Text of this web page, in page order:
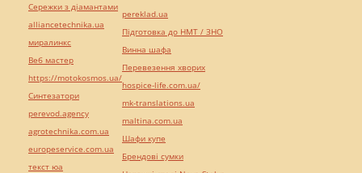
Сережки з діамантами
alliancetechnika.ua
миралинкс
Веб мастер
https://motokosmos.ua/
Синтезатори
perevod.agency
agrotechnika.com.ua
europeservice.com.ua
текст юа
pereklad.ua
Підготовка до НМТ / ЗНО
Винна шафа
Перевезення хворих
hospice-life.com.ua/
mk-translations.ua
maltina.com.ua
Шафи купе
Брендові сумки